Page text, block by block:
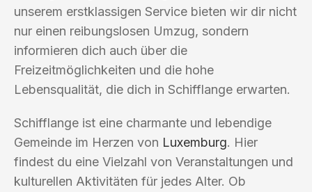
unserem erstklassigen Service bieten wir dir nicht
nur einen reibungslosen Umzug, sondern
informieren dich auch über die
Freizeitmöglichkeiten und die hohe
Lebensqualität, die dich in Schifflange erwarten.
Schifflange ist eine charmante und lebendige
Gemeinde im Herzen von Luxemburg. Hier
findest du eine Vielzahl von Veranstaltungen und
kulturellen Aktivitäten für jedes Alter. Ob